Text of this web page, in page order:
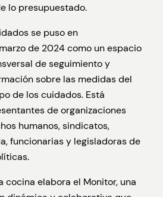
lo presupuestado.
se puso en
de 2024 como un espacio
de seguimiento y
sobre las medidas del
de los cuidados. Está
de organizaciones
humanos, sindicatos,
funcionarias y legisladoras de
cocina elabora el Monitor, una